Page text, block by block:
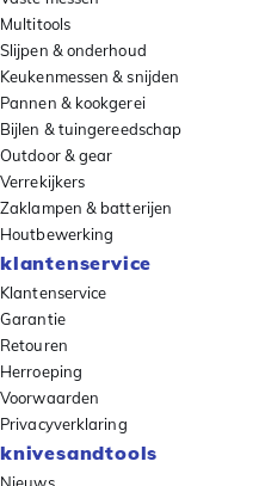
Multitools
Slijpen & onderhoud
Keukenmessen & snijden
Pannen & kookgerei
Bijlen & tuingereedschap
Outdoor & gear
Verrekijkers
Zaklampen & batterijen
Houtbewerking
klantenservice
Klantenservice
Garantie
Retouren
Herroeping
Voorwaarden
Privacyverklaring
knivesandtools
Nieuws